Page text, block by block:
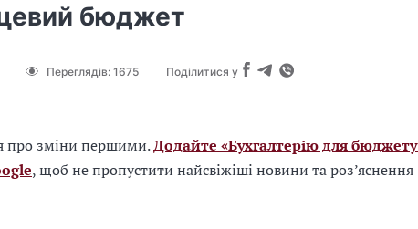
бюджет
Переглядів: 1675 Поділитися у
про зміни першими.Додайте «Бухгалтерію для
, щоб не пропустити найсвіжіші новини та роз’яснення